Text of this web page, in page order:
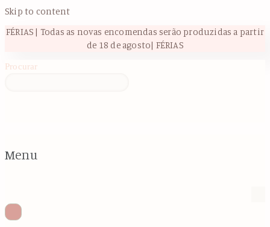
Skip to content
FÉRIAS | Todas as novas encomendas serão produzidas a partir
de 18 de agosto| FÉRIAS
Procurar
Menu